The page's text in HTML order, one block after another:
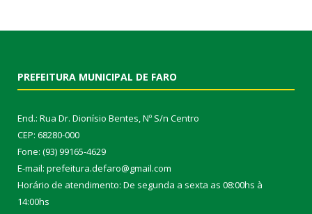
PREFEITURA MUNICIPAL DE FARO
End.: Rua Dr. Dionísio Bentes, Nº S/n Centro
CEP: 68280-000
Fone: (93) 99165-4629
E-mail: prefeitura.defaro@gmail.com
Horário de atendimento: De segunda a sexta as 08:00hs à
14:00hs